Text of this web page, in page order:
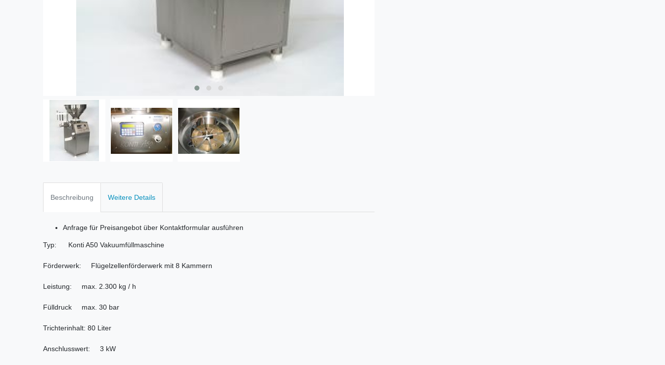
Beschreibung Weitere Details
Anfrage für Preisangebot über Kontaktformular ausführen
Typ: Konti A50 Vakuumfüllmaschine
Förderwerk: Flügelzellenförderwerk mit 8 Kammern
Leistung: max. 2.300 kg / h
Fülldruck max. 30 bar
Trichterinhalt: 80 Liter
Anschlusswert: 3 kW